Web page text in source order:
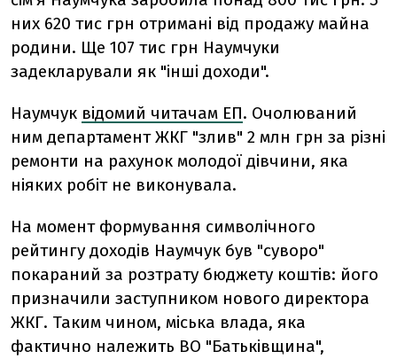
них 620 тис грн отримані від продажу майна
родини. Ще 107 тис грн Наумчуки
задекларували як "інші доходи".
Наумчук відомий читачам ЕП. Очолюваний
ним департамент ЖКГ "злив" 2 млн грн за різні
ремонти на рахунок молодої дівчини, яка
ніяких робіт не виконувала.
На момент формування символічного
рейтингу доходів Наумчук був "суворо"
покараний за розтрату бюджету коштів: його
призначили заступником нового директора
ЖКГ. Таким чином, міська влада, яка
фактично належить ВО "Батьківщина",